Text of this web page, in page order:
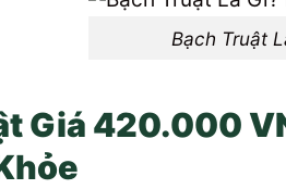
Bạch Truật
Giá 420.000